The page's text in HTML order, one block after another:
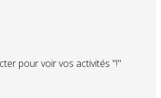
pour voir vos activités "!"